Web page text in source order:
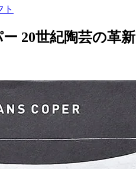
ト
20世紀陶芸の革新